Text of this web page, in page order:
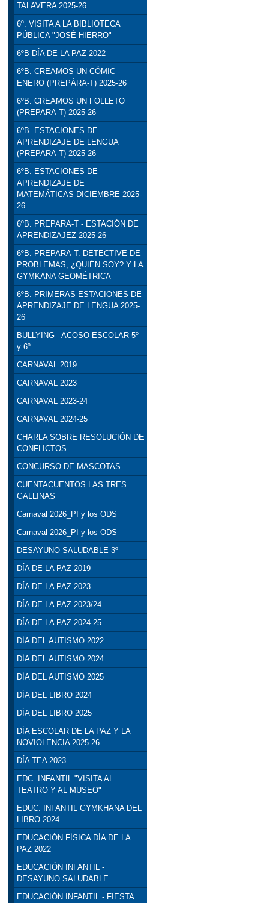
TALAVERA 2025-26
6º. VISITA A LA BIBLIOTECA
PÚBLICA "JOSÉ HIERRO"
6ºB DÍA DE LA PAZ 2022
6ºB. CREAMOS UN CÓMIC -
ENERO (PREPÁRA-T) 2025-26
6ºB. CREAMOS UN FOLLETO
(PREPARA-T) 2025-26
6ºB. ESTACIONES DE
APRENDIZAJE DE LENGUA
(PREPARA-T) 2025-26
6ºB. ESTACIONES DE
APRENDIZAJE DE
MATEMÁTICAS-DICIEMBRE 2025-
26
6ºB. PREPARA-T - ESTACIÓN DE
APRENDIZAJEZ 2025-26
6ºB. PREPARA-T. DETECTIVE DE
PROBLEMAS, ¿QUIÉN SOY? Y LA
GYMKANA GEOMÉTRICA
6ºB. PRIMERAS ESTACIONES DE
APRENDIZAJE DE LENGUA 2025-
26
BULLYING - ACOSO ESCOLAR 5º
y 6º
CARNAVAL 2019
CARNAVAL 2023
CARNAVAL 2023-24
CARNAVAL 2024-25
CHARLA SOBRE RESOLUCIÓN DE
CONFLICTOS
CONCURSO DE MASCOTAS
CUENTACUENTOS LAS TRES
GALLINAS
Carnaval 2026_PI y los ODS
Carnaval 2026_PI y los ODS
DESAYUNO SALUDABLE 3º
DÍA DE LA PAZ 2019
DÍA DE LA PAZ 2023
DÍA DE LA PAZ 2023/24
DÍA DE LA PAZ 2024-25
DÍA DEL AUTISMO 2022
DÍA DEL AUTISMO 2024
DÍA DEL AUTISMO 2025
DÍA DEL LIBRO 2024
DÍA DEL LIBRO 2025
DÍA ESCOLAR DE LA PAZ Y LA
NOVIOLENCIA 2025-26
DÍA TEA 2023
EDC. INFANTIL "VISITA AL
TEATRO Y AL MUSEO"
EDUC. INFANTIL GYMKHANA DEL
LIBRO 2024
EDUCACIÓN FÍSICA DÍA DE LA
PAZ 2022
EDUCACIÓN INFANTIL -
DESAYUNO SALUDABLE
EDUCACIÓN INFANTIL - FIESTA